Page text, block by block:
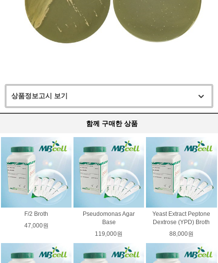
상품정보고시 보기
함께 구매한 상품
F/2 Broth
47,000원
Pseudomonas Agar
Base
119,000원
Yeast Extract Peptone
Dextrose (YPD) Broth
88,000원